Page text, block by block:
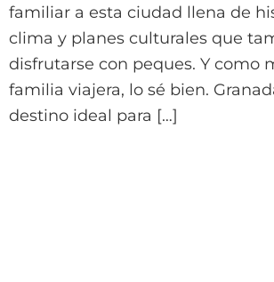
familiar a esta ciudad llena de
clima y planes culturales que
disfrutarse con peques. Y como
familia viajera, lo sé bien.
destino ideal para […]